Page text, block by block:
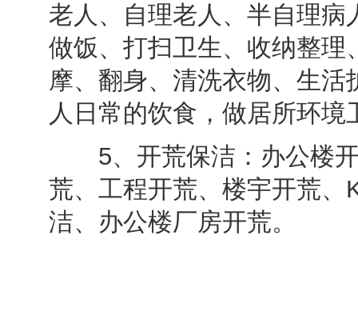
老人、自理老人、半自理
做饭、打扫卫生、收纳整
摩、翻身、清洗衣物、生
人日常的饮食，做居所环
5、开荒保洁：办公楼开
荒、工程开荒、楼宇开荒
洁、办公楼厂房开荒。